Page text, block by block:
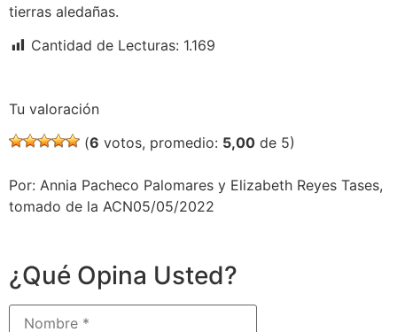
tierras aledañas.
Cantidad de Lecturas: 1.169
Tu valoración
(6 votos, promedio: 5,00 de 5)
Por: Annia Pacheco Palomares y Elizabeth Reyes Tases,
tomado de la ACN05/05/2022
¿Qué Opina Usted?